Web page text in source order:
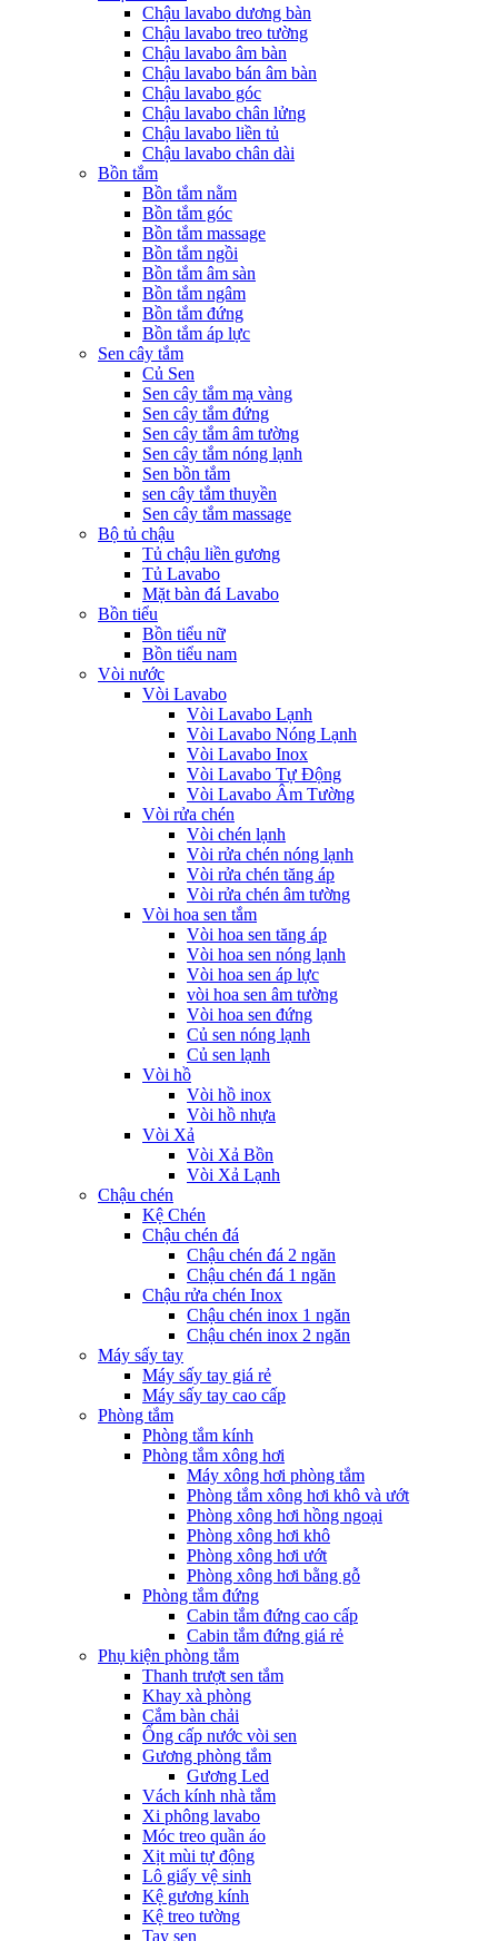
Chậu lavabo dương bàn
Chậu lavabo treo tường
Chậu lavabo âm bàn
Chậu lavabo bán âm bàn
Chậu lavabo góc
Chậu lavabo chân lửng
Chậu lavabo liền tủ
Chậu lavabo chân dài
Bồn tắm
Bồn tắm nằm
Bồn tắm góc
Bồn tắm massage
Bồn tắm ngồi
Bồn tắm âm sàn
Bồn tắm ngâm
Bồn tắm đứng
Bồn tắm áp lực
Sen cây tắm
Củ Sen
Sen cây tắm mạ vàng
Sen cây tắm đứng
Sen cây tắm âm tường
Sen cây tắm nóng lạnh
Sen bồn tắm
sen cây tắm thuyền
Sen cây tắm massage
Bộ tủ chậu
Tủ chậu liền gương
Tủ Lavabo
Mặt bàn đá Lavabo
Bồn tiểu
Bồn tiểu nữ
Bồn tiểu nam
Vòi nước
Vòi Lavabo
Vòi Lavabo Lạnh
Vòi Lavabo Nóng Lạnh
Vòi Lavabo Inox
Vòi Lavabo Tự Động
Vòi Lavabo Âm Tường
Vòi rửa chén
Vòi chén lạnh
Vòi rửa chén nóng lạnh
Vòi rửa chén tăng áp
Vòi rửa chén âm tường
Vòi hoa sen tắm
Vòi hoa sen tăng áp
Vòi hoa sen nóng lạnh
Vòi hoa sen áp lực
vòi hoa sen âm tường
Vòi hoa sen đứng
Củ sen nóng lạnh
Củ sen lạnh
Vòi hồ
Vòi hồ inox
Vòi hồ nhựa
Vòi Xả
Vòi Xả Bồn
Vòi Xả Lạnh
Chậu chén
Kệ Chén
Chậu chén đá
Chậu chén đá 2 ngăn
Chậu chén đá 1 ngăn
Chậu rửa chén Inox
Chậu chén inox 1 ngăn
Chậu chén inox 2 ngăn
Máy sấy tay
Máy sấy tay giá rẻ
Máy sấy tay cao cấp
Phòng tắm
Phòng tắm kính
Phòng tắm xông hơi
Máy xông hơi phòng tắm
Phòng tắm xông hơi khô và ướt
Phòng xông hơi hồng ngoại
Phòng xông hơi khô
Phòng xông hơi ướt
Phòng xông hơi bằng gỗ
Phòng tắm đứng
Cabin tắm đứng cao cấp
Cabin tắm đứng giá rẻ
Phụ kiện phòng tắm
Thanh trượt sen tắm
Khay xà phòng
Cắm bàn chải
Ống cấp nước vòi sen
Gương phòng tắm
Gương Led
Vách kính nhà tắm
Xi phông lavabo
Móc treo quần áo
Xịt mùi tự động
Lô giấy vệ sinh
Kệ gương kính
Kệ treo tường
Tay sen